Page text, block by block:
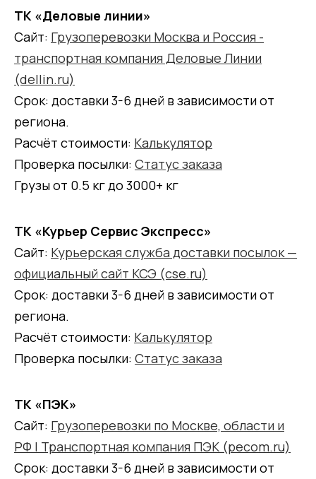
ТК «Деловые линии»
Сайт: Грузоперевозки Москва и Россия -
транспортная компания Деловые Линии
(dellin.ru)
Срок: доставки 3-6 дней в зависимости от
региона.
Расчёт стоимости: Калькулятор
Проверка посылки: Статус заказа
Грузы от 0.5 кг до 3000+ кг
ТК «Курьер Сервис Экспресс»
Сайт: Курьерская служба доставки посылок —
официальный сайт КСЭ (cse.ru)
Срок: доставки 3-6 дней в зависимости от
региона.
Расчёт стоимости: Калькулятор
Проверка посылки: Статус заказа
ТК «ПЭК»
Сайт: Грузоперевозки по Москве, области и
РФ | Транспортная компания ПЭК (pecom.ru)
Срок: доставки 3-6 дней в зависимости от